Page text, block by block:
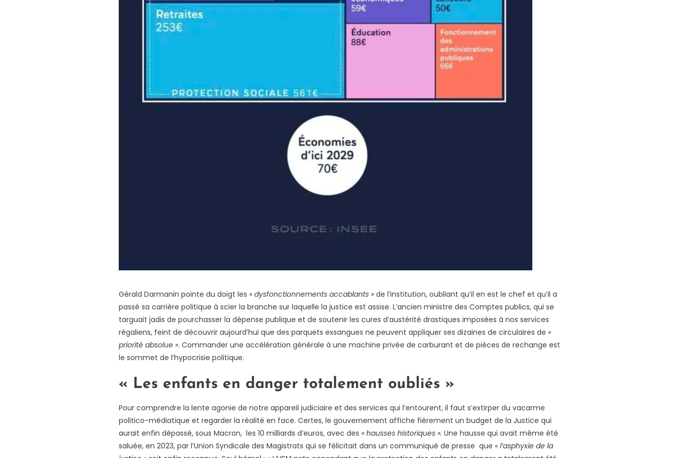
Gérald Darmanin pointe du doigt les « dysfonctionnements accablants » de l’institution, oubliant qu’il en est le chef et qu’il a
passé sa carrière politique à scier la branche sur laquelle la justice est assise. L’ancien ministre des Comptes publics, qui se
targuait jadis de pourchasser la dépense publique et de soutenir les cures d’austérité drastiques imposées à nos services
régaliens, feint de découvrir aujourd’hui que des parquets exsangues ne peuvent appliquer ses dizaines de circulaires de «
priorité absolue ». Commander une accélération générale à une machine privée de carburant et de pièces de rechange est
le sommet de l’hypocrisie politique.
« Les enfants en danger totalement oubliés »
Pour comprendre la lente agonie de notre appareil judiciaire et des services qui l’entourent, il faut s’extirper du vacarme
politico-médiatique et regarder la réalité en face. Certes, le gouvernement affiche fièrement un budget de la Justice qui
aurait enfin dépassé, sous Macron, les 10 milliards d’euros, avec des « hausses historiques ». Une hausse qui avait même été
saluée, en 2023, par l’Union Syndicale des Magistrats qui se félicitait dans un communiqué de presse que « l’asphyxie de la